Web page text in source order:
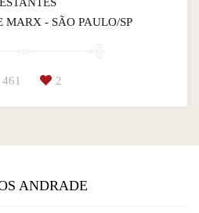
MARX - SÃO PAULO/SP
461 2
ANDRADE